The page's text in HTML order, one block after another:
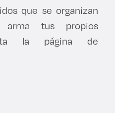
que se organizan
arma tus propios
la página de